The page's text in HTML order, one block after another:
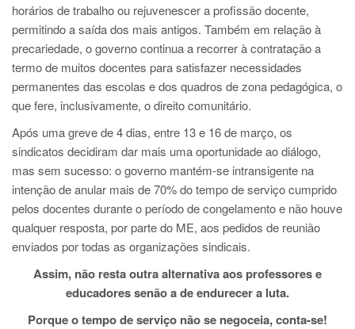
horários de trabalho ou rejuvenescer a profissão docente,
permitindo a saída dos mais antigos. Também em relação à
precariedade, o governo continua a recorrer à contratação a
termo de muitos docentes para satisfazer necessidades
permanentes das escolas e dos quadros de zona pedagógica, o
que fere, inclusivamente, o direito comunitário.
Após uma greve de 4 dias, entre 13 e 16 de março, os
sindicatos decidiram dar mais uma oportunidade ao diálogo,
mas sem sucesso: o governo mantém-se intransigente na
intenção de anular mais de 70% do tempo de serviço cumprido
pelos docentes durante o período de congelamento e não houve
qualquer resposta, por parte do ME, aos pedidos de reunião
enviados por todas as organizações sindicais.
Assim, não resta outra alternativa aos professores e
educadores senão a de endurecer a luta.
Porque o tempo de serviço não se negoceia,conta-se!